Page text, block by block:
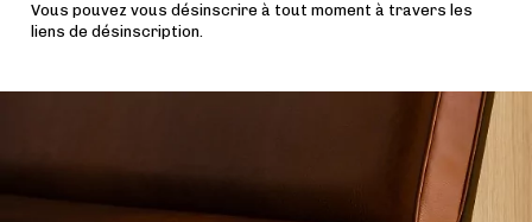
Vous pouvez vous désinscrire à tout moment à travers les
liens de désinscription.